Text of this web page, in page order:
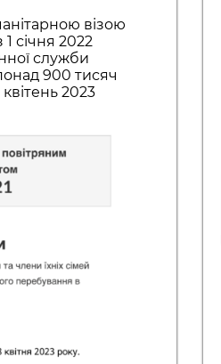
візою
січня 2022
служби
900 тисяч
2023